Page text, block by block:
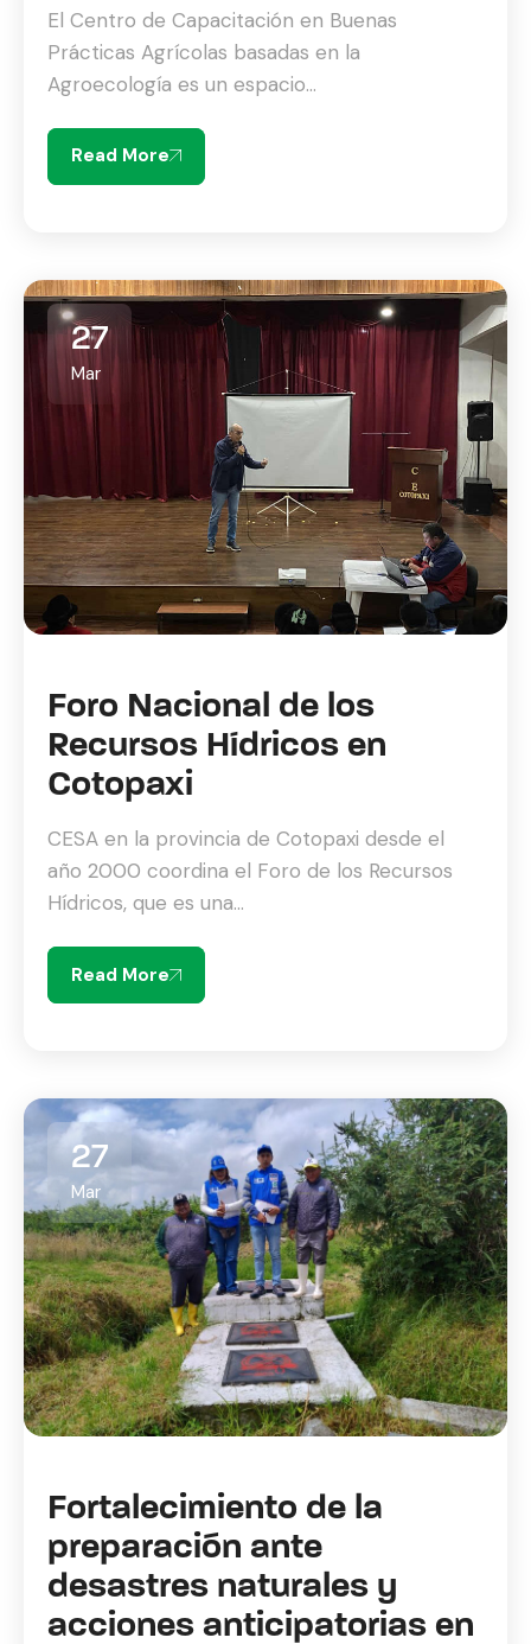
El Centro de Capacitación en Buenas
Prácticas Agrícolas basadas en la
Agroecología es un espacio...
Read More
27
Mar
Foro Nacional de los
Recursos Hídricos en
Cotopaxi
CESA en la provincia de Cotopaxi desde el
año 2000 coordina el Foro de los Recursos
Hídricos, que es una...
Read More
27
Mar
Fortalecimiento de la
preparación ante
desastres naturales y
acciones anticipatorias en